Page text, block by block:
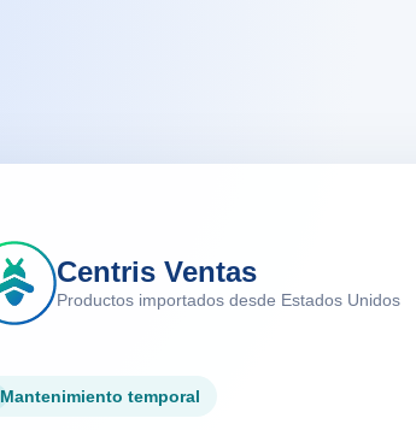
Centris Ventas
Productos importados desde Estados Unidos
Mantenimiento temporal